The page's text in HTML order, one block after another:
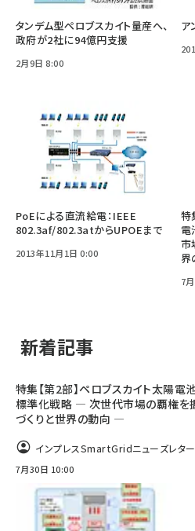
タンデム型ペロブスカイト量産へ、
政府が2社に94億円支援
2月9日 8:00
ア
PoEによる直流給電：IEEE
802.3af/802.3atからUPOEまで
2013年11月1日 0:00
特
電
市
7
新着記事
特集【第2部】ペロブスカイト太陽電
標準化戦略 ― 次世代市場の覇権を
づくりと世界の動向 ―
インプレスSmartGridニューズレタ
7月30日 10:00